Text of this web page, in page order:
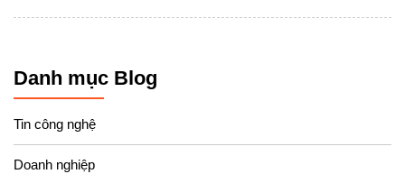
Danh mục Blog
Tin công nghệ
Doanh nghiệp